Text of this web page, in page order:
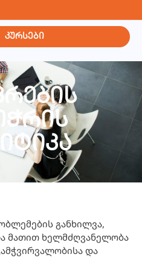
კურსები
განხილვა,
მათით ხელმძღვანელობა
და